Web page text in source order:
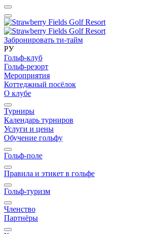
Забронировать ти-тайм
РУ
Гольф-клуб
Гольф-резорт
Мероприятия
Коттеджный посёлок
О клубе
Турниры
Календарь турниров
Услуги и цены
Обучение гольфу
Гольф-поле
Правила и этикет в гольфе
Гольф-туризм
Членство
Партнёры